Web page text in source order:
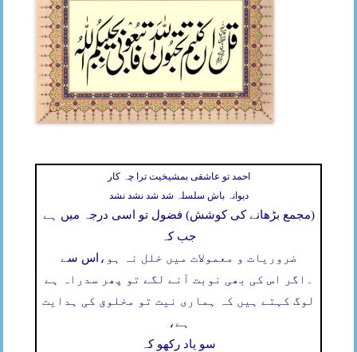
احمد تو عاشقی بمشیخیت ترا چہ کار
دیوانہ باش سلسلہ شد شد نشد نشد
(مجمع بڑھانے کی کوشش) فضول تو اسی درجہ میں ہے
جب کہ
اس سے ضروریات و معمولات میں خلل نہ ہو،
اگر اس کی بھی نوبت آنے لگے تو پھر سدراہ ہے
لوگ کہتے ہیں کہ ہماری نیت تو مخلوق کی ہدایت
ہے،
سو یاد رکھو کہ